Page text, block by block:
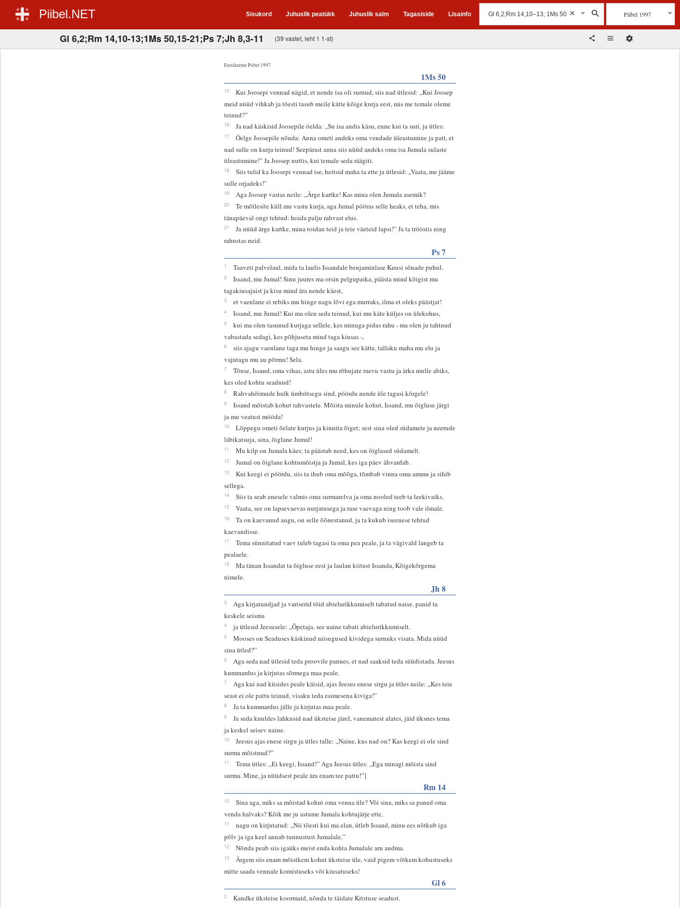
Piibel.NET Sisukord Juhuslik peatükk Juhuslik salm Tagasiside Lisainfo Piibel 1997
Gl 6,2;Rm 14,10-13;1Ms 50,15-21;Ps 7;Jh 8,3-11 (39 vastet, leht 1 1-st)
Eestikeelne Piibel 1997
1Ms 50
15
Kui Joosepi vennad nägid, et nende isa oli surnud, siis nad ütlesid: „Kui Joosep
meid nüüd vihkab ja tõesti tasub meile kätte kõige kurja eest, mis me temale oleme
teinud?”
16 Ja nad käskisid Joosepile öelda: „Su isa andis käsu, enne kui ta suri, ja ütles:
17
Öelge Joosepile nõnda: Anna ometi andeks oma vendade üleastumine ja patt, et
nad sulle on kurja teinud! Seepärast anna siis nüüd andeks oma isa Jumala sulaste
üleastumine!” Ja Joosep nuttis, kui temale seda räägiti.
18
Siis tulid ka Joosepi vennad ise, heitsid maha ta ette ja ütlesid: „Vaata, me jääme
sulle orjadeks!”
19 Aga Joosep vastas neile: „Ärge kartke! Kas mina olen Jumala asemik?
20
Te mõtlesite küll mu vastu kurja, aga Jumal pööras selle heaks, et teha, mis
tänapäeval ongi tehtud: hoida palju rahvast elus.
21
Ja nüüd ärge kartke, mina toidan teid ja teie väeteid lapsi!” Ja ta trööstis ning
rahustas neid.
Ps 7
1 Taaveti palvelaul, mida ta laulis Issandale benjaminlase Kuusi sõnade puhul.
2
Issand, mu Jumal! Sinu juures ma otsin pelgupaika, päästa mind kõigist mu
tagakiusajaist ja kisu mind ära nende käest,
3 et vaenlane ei rebiks mu hinge nagu lõvi ega murraks, ilma et oleks päästjat!
4 Issand, mu Jumal! Kui ma olen seda teinud, kui mu käte küljes on ülekohus,
5
kui ma olen tasunud kurjaga sellele, kes minuga pidas rahu - ma olen ju tahtnud
vabastada sedagi, kes põhjuseta mind taga kiusas -,
6
siis ajagu vaenlane taga mu hinge ja saagu see kätte, tallaku maha mu elu ja
vajutagu mu au põrmu! Sela.
7
Tõuse, Issand, oma vihas, astu üles mu rõhujate raevu vastu ja ärka mulle abiks,
kes oled kohtu seadnud!
8 Rahvahõimude hulk ümbritsegu sind, pöördu nende üle tagasi kõrgele!
9
Issand mõistab kohut rahvastele. Mõista minule kohut, Issand, mu õigluse järgi
ja mu veatust mööda!
10
Lõppegu ometi õelate kurjus ja kinnita õiget; sest sina oled südamete ja neerude
läbikatsuja, sina, õiglane Jumal!
11 Mu kilp on Jumala käes; ta päästab need, kes on õiglased südamelt.
12 Jumal on õiglane kohtumõistja ja Jumal, kes iga päev ähvardab.
13
Kui keegi ei pöördu, siis ta ihub oma mõõga, tõmbab vinna oma ammu ja sihib
sellega.
14 Siis ta seab enesele valmis oma surmarelva ja oma nooled teeb ta leekivaiks.
15 Vaata, see on lapsevaevas nurjatusega ja rase vaevaga ning toob vale ilmale.
16
Ta on kaevanud augu, on selle õõnestanud, ja ta kukub iseenese tehtud
kaevandisse.
17
Tema sünnitatud vaev tuleb tagasi ta oma pea peale, ja ta vägivald langeb ta
pealaele.
18
Ma tänan Issandat ta õigluse eest ja laulan kiitust Issanda, Kõigekõrgema
nimele.
Jh 8
3
Aga kirjatundjad ja variserid tõid abielurikkumiselt tabatud naise, panid ta
keskele seisma
4 ja ütlesid Jeesusele: „Õpetaja, see naine tabati abielurikkumiselt.
5
Mooses on Seaduses käskinud niisugused kividega surnuks visata. Mida nüüd
sina ütled?”
6
Aga seda nad ütlesid teda proovile pannes, et nad saaksid teda süüdistada. Jeesus
kummardus ja kirjutas sõrmega maa peale.
7
Aga kui nad küsides peale käisid, ajas Jeesus enese sirgu ja ütles neile: „Kes teie
seast ei ole pattu teinud, visaku teda esimesena kiviga!”
8 Ja ta kummardus jälle ja kirjutas maa peale.
9
Ja seda kuuldes lahkusid nad üksteise järel, vanematest alates, jäid üksnes tema
ja keskel seisev naine.
10
Jeesus ajas enese sirgu ja ütles talle: „Naine, kus nad on? Kas keegi ei ole sind
surma mõistnud?”
11
Tema ütles: „Ei keegi, Issand!” Aga Jeesus ütles: „Ega minagi mõista sind
surma. Mine, ja nüüdsest peale ära enam tee pattu!”]
Rm 14
10
Sina aga, miks sa mõistad kohut oma venna üle? Või sina, miks sa paned oma
venda halvaks? Kõik me ju astume Jumala kohtujärje ette,
11
nagu on kirjutatud: „Nii tõesti kui ma elan, ütleb Issand, minu ees nõtkub iga
põlv ja iga keel annab tunnustust Jumalale.”
12 Nõnda peab siis igaüks meist enda kohta Jumalale aru andma.
13
Ärgem siis enam mõistkem kohut üksteise üle, vaid pigem võtkem kohustuseks
mitte saada vennale komistuseks või kiusatuseks!
Gl 6
2 Kandke üksteise koormaid, nõnda te täidate Kristuse seadust.